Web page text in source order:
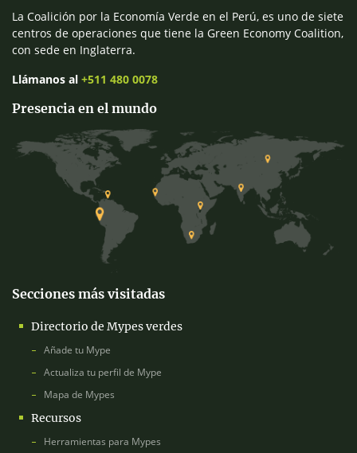
La Coalición por la Economía Verde en el Perú, es uno de siete
centros de operaciones que tiene la Green Economy Coalition,
con sede en Inglaterra.
Llámanos al +511 480 0078
Presencia en el mundo
Secciones más visitadas
Directorio de Mypes verdes
Añade tu Mype
Actualiza tu perfil de Mype
Mapa de Mypes
Recursos
Herramientas para Mypes